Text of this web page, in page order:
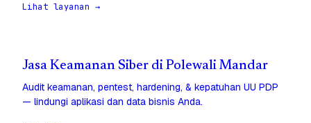
Lihat layanan →
Jasa Keamanan Siber di Polewali Mandar
Audit keamanan, pentest, hardening, & kepatuhan UU PDP
— lindungi aplikasi dan data bisnis Anda.